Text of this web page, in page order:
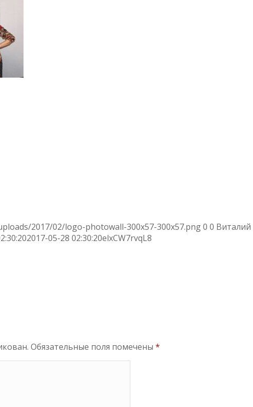
2017/02/logo-photowall-300x57-300x57.png0 0 Виталий
2017-05-28 02:30:20elxCW7rvqL8
Обязательные поля помечены *